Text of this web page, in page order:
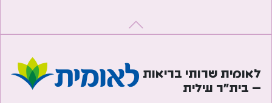
לאומית שרותי בריאות
– בית”ר עילית